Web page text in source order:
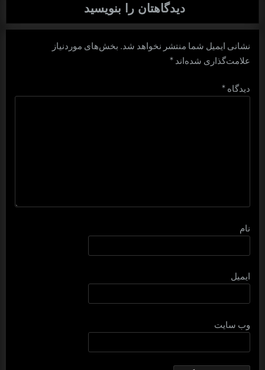
دیدگاهتان را بنویسید
نشانی ایمیل شما منتشر نخواهد شد. بخش‌های موردنیاز
علامت‌گذاری شده‌اند *
دیدگاه *
نام
ایمیل
وب‌ سایت